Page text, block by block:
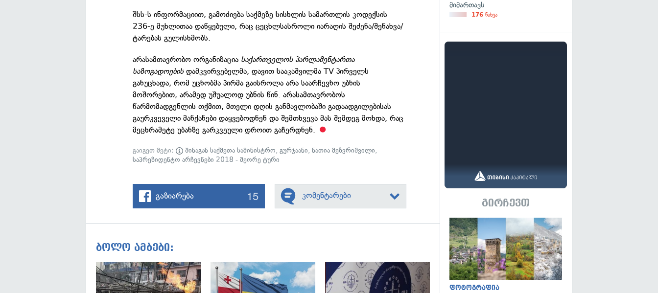
შსს-ს ინფორმაციით, გამოძიება საქმეზე სისხლის სამართლის კოდექსის
236-ე მუხლითაა დაწყებული, რაც ცეცხლსასროლი იარაღის შეძენა/შენახვა/
ტარებას გულისხმობს.
არასამთავრობო ორგანიზაცია საქართველოს პარლამენტართა
საზოგადოებისდამკვირვებელმა, დავით სააკაშვილმა TV პირველს
განუცხადა, რომ უცნობმა პირმა გაისროლა არა საარჩევნო უბნის
მოშორებით, არამედ უშუალოდ უბნის წინ. არასამთავრობოს
წარმომადგენლის თქმით, მთელი დღის განმავლობაში გადაადგილებისას
გაურკვეველი მანქანები დაყვებოდნენ და შემთხვევა მას შემდეგ მოხდა, რაც
მეცხრამეტე უბანზე გარკვეული დროით გაჩერდნენ.
გაიგეთ მეტი: შინაგან საქმეთა სამინისტრო,გურჯაანი,ნათია მეზვრიშვილი,
საპრეზიდენტო არჩევნები 2018 - მეორე ტური
გაზიარება 15 კომენტარები
ბოლო ამბები:
გადახედვა გადახედვა გადახედვა
მიმართავს
176 ნახვა
გირჩევთ
ფოტოგრაფია